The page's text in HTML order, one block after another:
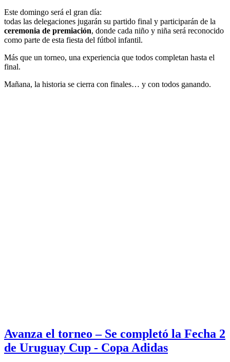
Este domingo será el gran día:
todas las delegaciones jugarán su partido final y participarán de la
ceremonia de premiación, donde cada niño y niña será reconocido
como parte de esta fiesta del fútbol infantil.
Más que un torneo, una experiencia que todos completan hasta el
final.
Mañana, la historia se cierra con finales… y con todos ganando.
Avanza el torneo – Se completó la Fecha 2
de Uruguay Cup - Copa Adidas